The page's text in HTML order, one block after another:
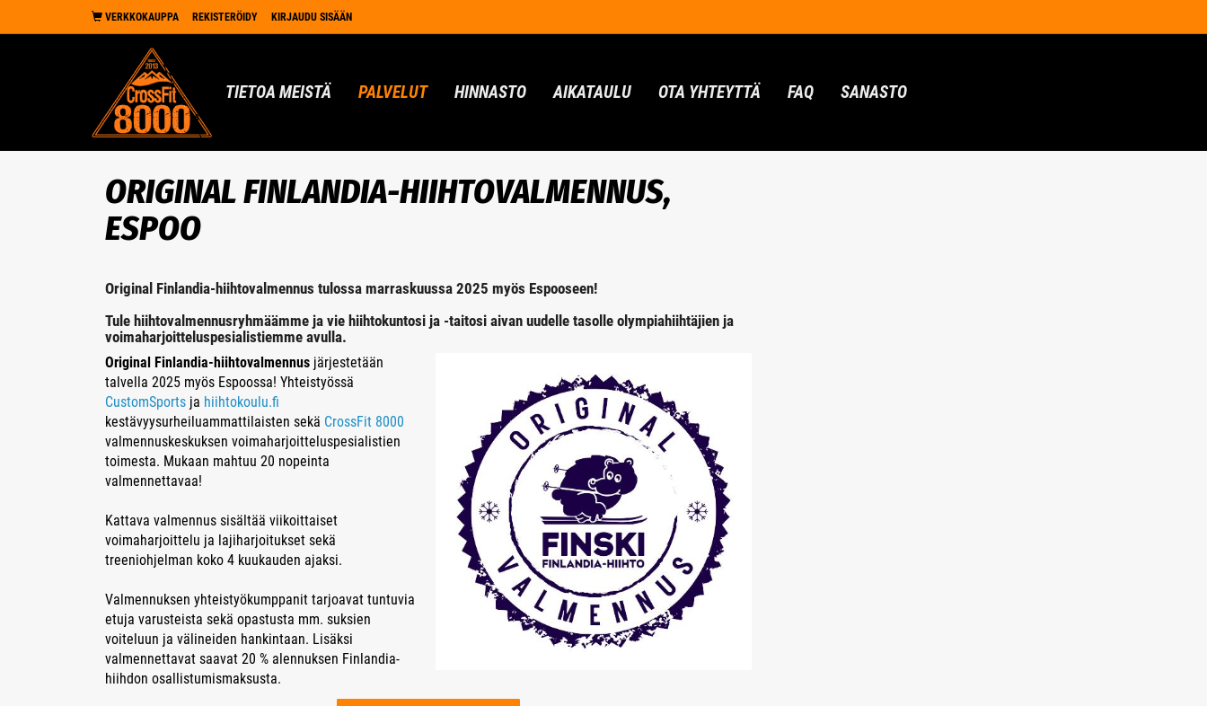
VERKKOKAUPPA REKISTERÖIDY KIRJAUDU SISÄÄN
TIETOA MEISTÄ PALVELUT HINNASTO AIKATAULU OTA YHTEYTTÄ FAQ SANASTO
ORIGINAL FINLANDIA-HIIHTOVALMENNUS,
ESPOO
Original Finlandia-hiihtovalmennus tulossa marraskuussa 2025 myös Espooseen!
​​​​​​​Tule hiihtovalmennusryhmäämme ja vie hiihtokuntosi ja -taitosi aivan uudelle tasolle olympiahiihtäjien ja
voimaharjoitteluspesialistiemme avulla.
Original Finlandia-hiihtovalmennus järjestetään
talvella 2025 myös Espoossa! Yhteistyössä
CustomSports ja hiihtokoulu.fi
kestävyysurheiluammattilaisten sekä CrossFit 8000
valmennuskeskuksen voimaharjoitteluspesialistien
toimesta. Mukaan mahtuu 20 nopeinta
valmennettavaa!
Kattava valmennus sisältää viikoittaiset
voimaharjoittelu ja lajiharjoitukset sekä
treeniohjelman koko 4 kuukauden ajaksi.
Valmennuksen yhteistyökumppanit tarjoavat tuntuvia
etuja varusteista sekä opastusta mm. suksien
voiteluun ja välineiden hankintaan. Lisäksi
valmennettavat saavat 20 % alennuksen Finlandia-
hiihdon osallistumismaksusta.